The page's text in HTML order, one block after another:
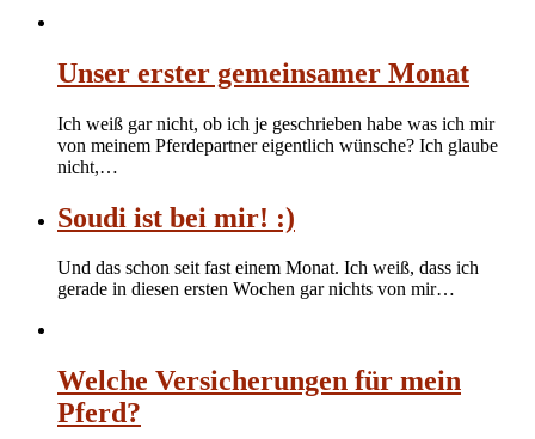
Unser erster gemeinsamer Monat
Ich weiß gar nicht, ob ich je geschrieben habe was ich mir
von meinem Pferdepartner eigentlich wünsche? Ich glaube
nicht,…
Soudi ist bei mir! :)
Und das schon seit fast einem Monat. Ich weiß, dass ich
gerade in diesen ersten Wochen gar nichts von mir…
Welche Versicherungen für mein
Pferd?